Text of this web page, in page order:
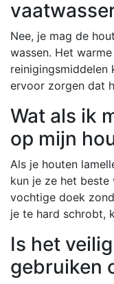
Nee, je mag de
wassen. Het
reinigingsmiddelen
ervoor zorgen dat
Wat als ik
op mijn
Als je houten
kun je ze het
vochtige doek
je te hard schrobt,
Is het
gebruiken